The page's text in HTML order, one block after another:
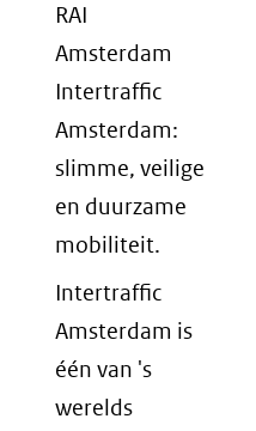
RAI
Amsterdam
Intertraffic
Amsterdam:
slimme, veilige
en duurzame
mobiliteit.
Intertraffic
Amsterdam is
één van 's
werelds